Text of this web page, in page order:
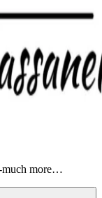
much more…